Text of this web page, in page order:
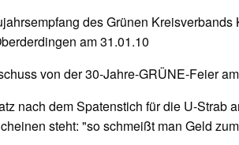
des Grünen Kreisverbands
am 31.01.10
von der 30-Jahre-GRÜNE-Feier
nach dem Spatenstich für die U-Strab
steht: "so schmeißt man Geld